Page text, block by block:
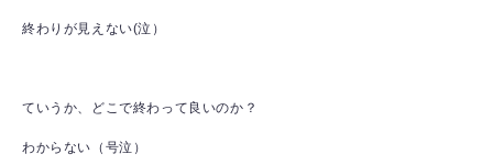
終わりが見えない(泣）
ていうか、どこで終わって良いのか？
わからない（号泣）